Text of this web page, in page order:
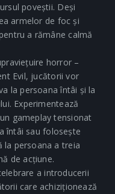
poveștii. Deși
armelor de foc și
a rămâne calmă
horror –
Evil, jucătorii vor
la persoana întâi și la
Experimentează
gameplay tensionat
întâi sau folosește
la persoana a treia
de acțiune.
a introducerii
care achiziționează